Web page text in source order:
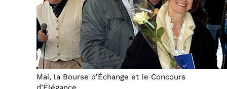
Mai, la Bourse d’Échange et le Concours